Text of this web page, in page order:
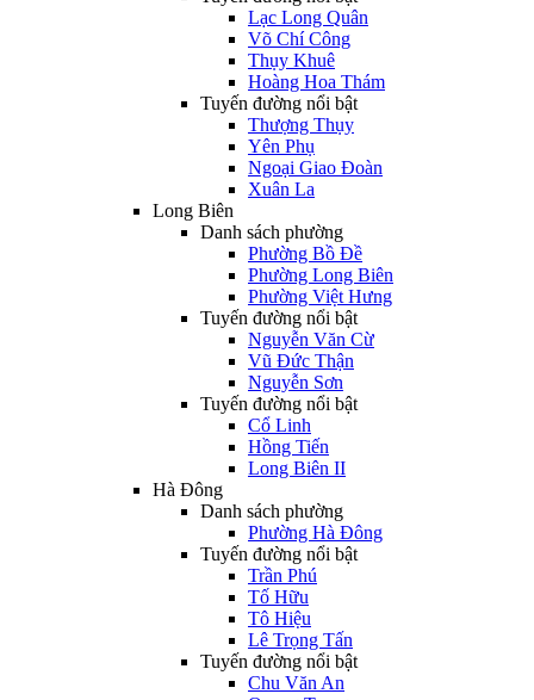
Lạc Long Quân
Võ Chí Công
Thụy Khuê
Hoàng Hoa Thám
Tuyến đường nổi bật
Thượng Thụy
Yên Phụ
Ngoại Giao Đoàn
Xuân La
Long Biên
Danh sách phường
Phường Bồ Đề
Phường Long Biên
Phường Việt Hưng
Tuyến đường nổi bật
Nguyễn Văn Cừ
Vũ Đức Thận
Nguyễn Sơn
Tuyến đường nổi bật
Cổ Linh
Hồng Tiến
Long Biên II
Hà Đông
Danh sách phường
Phường Hà Đông
Tuyến đường nổi bật
Trần Phú
Tố Hữu
Tô Hiệu
Lê Trọng Tấn
Tuyến đường nổi bật
Chu Văn An